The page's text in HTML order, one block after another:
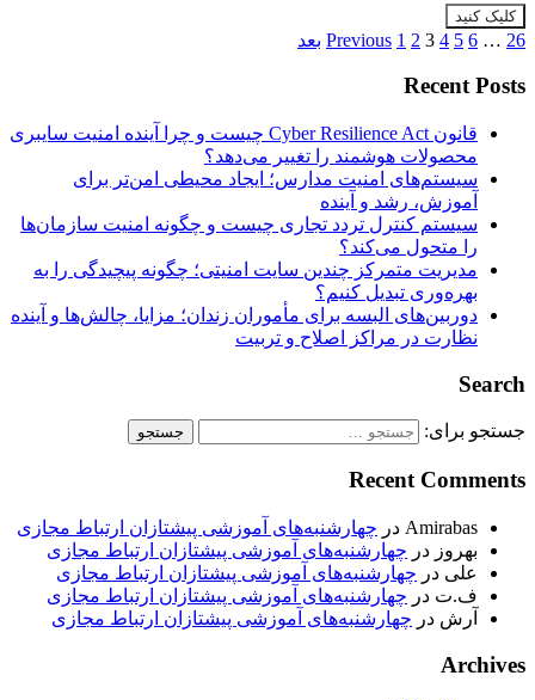
کلیک کنید
Previous 1 2 3 4 5 6 … 26 بعد
Recent Posts
قانون Cyber Resilience Act چیست و چرا آینده امنیت سایبری
محصولات هوشمند را تغییر می‌دهد؟
سیستم‌های امنیت مدارس؛ ایجاد محیطی امن‌تر برای
آموزش، رشد و آینده
سیستم کنترل تردد تجاری چیست و چگونه امنیت سازمان‌ها
را متحول می‌کند؟
مدیریت متمرکز چندین سایت امنیتی؛ چگونه پیچیدگی را به
بهره‌وری تبدیل کنیم؟
دوربین‌های البسه برای مأموران زندان؛ مزایا، چالش‌ها و آینده
نظارت در مراکز اصلاح و تربیت
Search
جستجو برای:
Recent Comments
Amirabas در چهارشنبه‌های آموزشی پیشتازان ارتباط مجازی
بهروز در چهارشنبه‌های آموزشی پیشتازان ارتباط مجازی
علی در چهارشنبه‌های آموزشی پیشتازان ارتباط مجازی
ف.ت در چهارشنبه‌های آموزشی پیشتازان ارتباط مجازی
آرش در چهارشنبه‌های آموزشی پیشتازان ارتباط مجازی
Archives